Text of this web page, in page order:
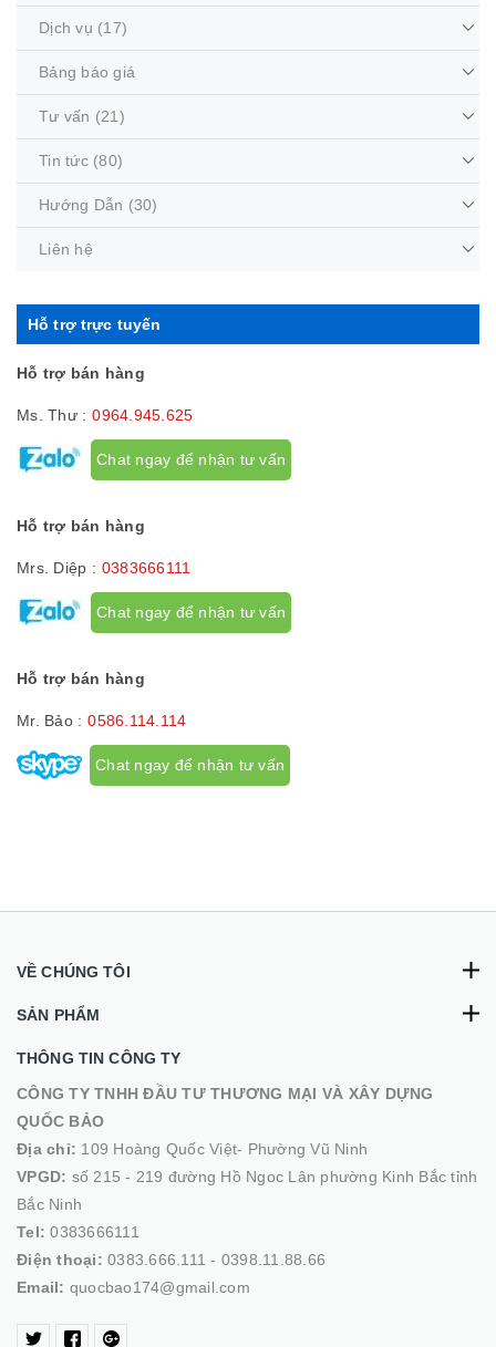
Dịch vụ (17)
Bảng báo giá
Tư vấn (21)
Tin tức (80)
Hướng Dẫn (30)
Liên hệ
Hỗ trợ trực tuyến
Hỗ trợ bán hàng
Ms. Thư : 0964.945.625
Chat ngay để nhận tư vấn
Hỗ trợ bán hàng
Mrs. Diệp : 0383666111
Chat ngay để nhận tư vấn
Hỗ trợ bán hàng
Mr. Bảo : 0586.114.114
Chat ngay để nhận tư vấn
VỀ CHÚNG TÔI
SẢN PHẨM
THÔNG TIN CÔNG TY
CÔNG TY TNHH ĐẦU TƯ THƯƠNG MẠI VÀ XÂY DỰNG
QUỐC BẢO
Địa chỉ: 109 Hoàng Quốc Việt- Phường Vũ Ninh
VPGD: số 215 - 219 đường Hồ Ngoc Lân phường Kinh Bắc tỉnh
Bắc Ninh
Tel:0383666111
Điện thoại: 0383.666.111 - 0398.11.88.66
Email: quocbao174@gmail.com